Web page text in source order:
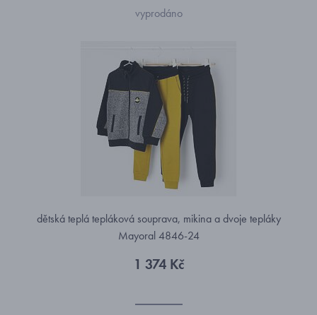
vyprodáno
dětská teplá tepláková souprava, mikina a dvoje tepláky
Mayoral 4846-24
1 374 Kč